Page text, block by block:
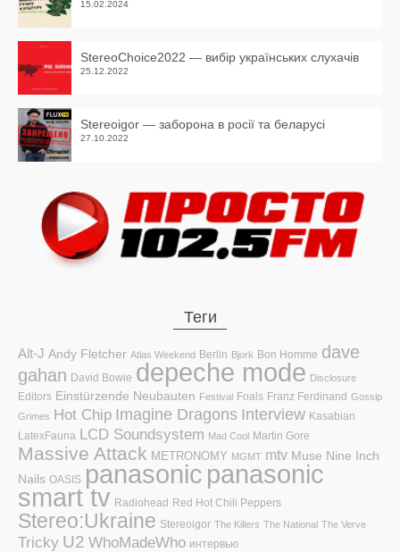
15.02.2024
StereoChoice2022 — вибір українських слухачів
25.12.2022
Stereoigor — заборона в росії та беларусі
27.10.2022
Теги
Alt-J Andy Fletcher Atlas Weekend Berlin Bjork Bon Homme dave
gahan David Bowie depeche mode Disclosure
Editors Einstürzende Neubauten Festival Foals Franz Ferdinand Gossip
Grimes Hot Chip Imagine Dragons Interview Kasabian
LatexFauna LCD Soundsystem Mad Cool Martin Gore
Massive Attack METRONOMY MGMT mtv Muse Nine Inch
Nails OASIS panasonic panasonic
smart tv Radiohead Red Hot Chili Peppers
Stereo:Ukraine Stereoigor The Killers The National The Verve
Tricky U2 WhoMadeWho интервью